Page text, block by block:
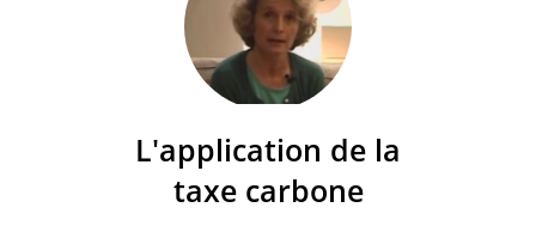
L'application de la
taxe carbone